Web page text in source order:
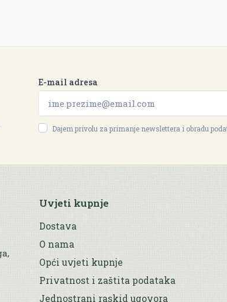
E-mail adresa
Dajem privolu za primanje newslettera i obradu
Uvjeti kupnje
Dostava
O nama
Opći uvjeti kupnje
Privatnost i zaštita podataka
Jednostrani raskid ugovora